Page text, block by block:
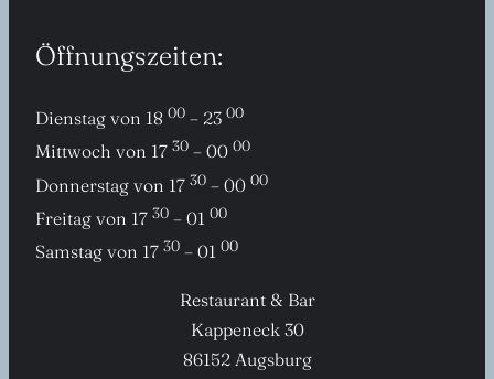
Öffnungszeiten:
Dienstag von 18 00 – 23 00
Mittwoch von 17 30 – 00 00
Donnerstag von 17 30 – 00 00
Freitag von 17 30 – 01 00
Samstag von 17 30 – 01 00
Restaurant & Bar
Kappeneck 30
86152 Augsburg